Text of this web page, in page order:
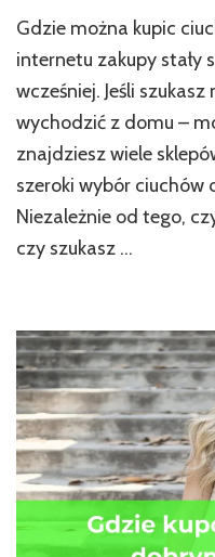
Gdzie można kupic
internetu zakupy stały
wcześniej. Jeśli
wychodzić z domu –
znajdziesz wiele
szeroki wybór ciuchów
Niezależnie od tego,
czy szukasz …